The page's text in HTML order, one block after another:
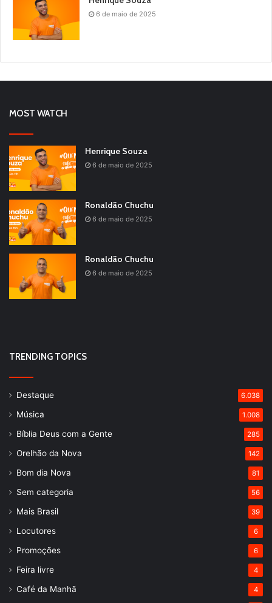
6 de maio de 2025
MOST WATCH
Henrique Souza
6 de maio de 2025
Ronaldão Chuchu
6 de maio de 2025
Ronaldão Chuchu
6 de maio de 2025
TRENDING TOPICS
Destaque 6.038
Música 1.008
Bíblia Deus com a Gente 285
Orelhão da Nova 142
Bom dia Nova 81
Sem categoria 56
Mais Brasil 39
Locutores 6
Promoções 6
Feira livre 4
Café da Manhã 4